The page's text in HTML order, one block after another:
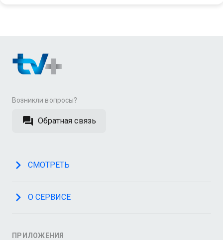
Возникли вопросы?
Обратная связь
СМОТРЕТЬ
О СЕРВИСЕ
ПРИЛОЖЕНИЯ